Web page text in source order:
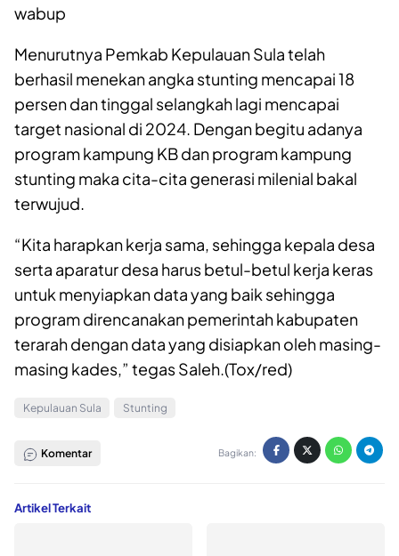
wabup
Menurutnya Pemkab Kepulauan Sula telah
berhasil menekan angka stunting mencapai 18
persen dan tinggal selangkah lagi mencapai
target nasional di 2024. Dengan begitu adanya
program kampung KB dan program kampung
stunting maka cita-cita generasi milenial bakal
terwujud.
“Kita harapkan kerja sama, sehingga kepala desa
serta aparatur desa harus betul-betul kerja keras
untuk menyiapkan data yang baik sehingga
program direncanakan pemerintah kabupaten
terarah dengan data yang disiapkan oleh masing-
masing kades,” tegas Saleh.(Tox/red)
Kepulauan Sula Stunting
Komentar Bagikan:
Artikel Terkait